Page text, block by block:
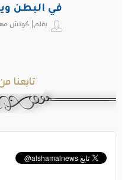
في البطن
بقلم| كوتش
تابعنا